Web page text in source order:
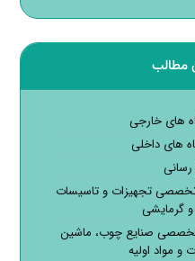
مطالب
های خارجی
های داخلی
رسانی
تجهیزات و تاسیسات
گرمایشی
صنایع چوب، ماشین
و مواد اولیه